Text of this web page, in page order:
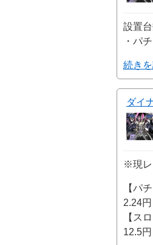
設置
・パ
続き
ダイ
※現レ
【パ
2.24
【ス
12.5円